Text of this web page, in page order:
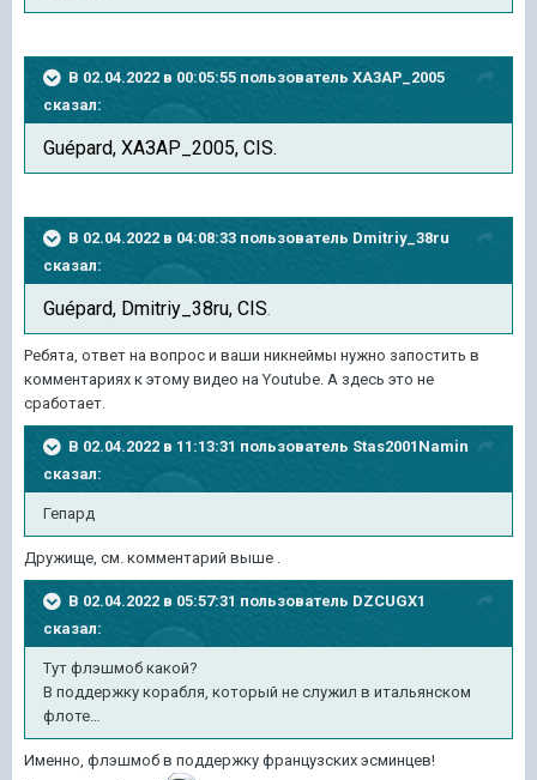
В 02.04.2022 в 00:05:55 пользователь XA3AP_2005
сказал:
Guépard, ХАЗАР_2005, CIS.
В 02.04.2022 в 04:08:33 пользователь Dmitriy_38ru
сказал:
Guépard, Dmitriy_38ru, CIS
Ребята, ответ на вопрос и ваши никнеймы нужно запостить в
комментариях к этому видео на Youtube. А здесь это не
сработает.
В 02.04.2022 в 11:13:31 пользователь Stas2001Namin
сказал:
Гепард
Дружище, см. комментарий выше .
В 02.04.2022 в 05:57:31 пользователь DZCUGX1
сказал:
Тут флэшмоб какой?
В поддержку корабля, который не служил в итальянском
флоте…
Именно, флэшмоб в поддержку французских эсминцев!